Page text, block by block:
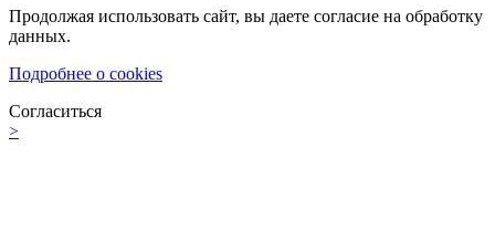
Продолжая использовать сайт, вы даете согласие на обработку
данных.
Подробнее о cookies
Согласиться
>